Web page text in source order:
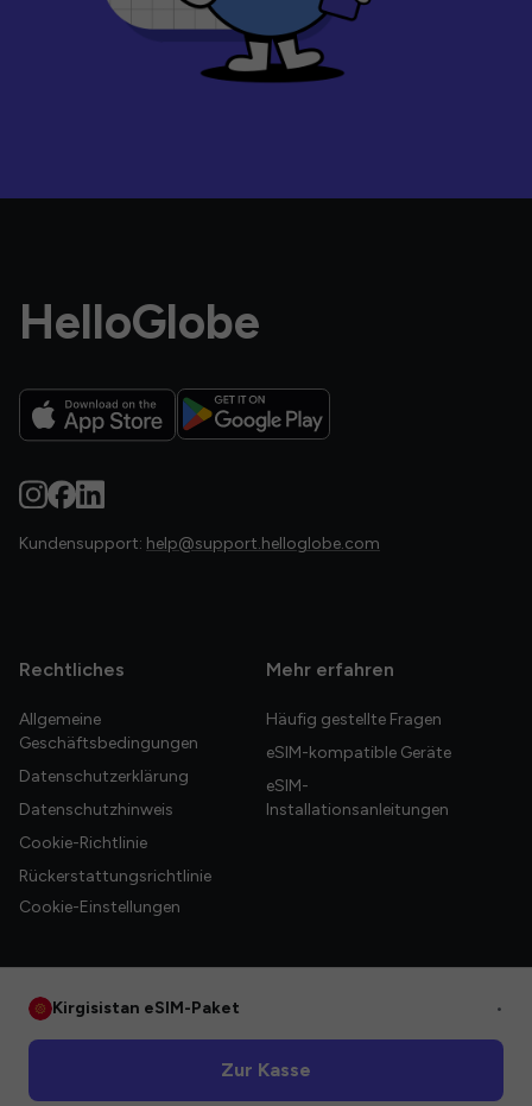
HelloGlobe
Kundensupport: help@support.helloglobe.com
Rechtliches
Allgemeine
Geschäftsbedingungen
Datenschutzerklärung
Datenschutzhinweis
Cookie-Richtlinie
Rückerstattungsrichtlinie
Cookie-Einstellungen
Mehr erfahren
Häufig gestellte Fragen
eSIM-kompatible Geräte
eSIM-
Installationsanleitungen
Kirgisistan eSIM-Paket •
Zur Kasse